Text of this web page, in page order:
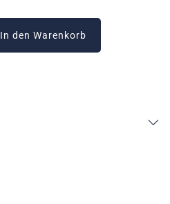
In den Warenkorb